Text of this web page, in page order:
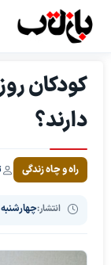
کودکان
دارند؟
راه و چاه زندگی
انتشار:چهارشنبه ۱ بهمن ۱۴۰۴، ساعت ۱۰:۲۰